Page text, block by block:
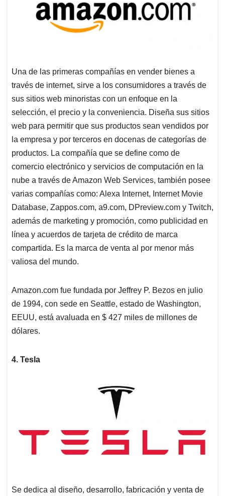
Una de las primeras compañías en vender bienes a
través de internet, sirve a los consumidores a través de
sus sitios web minoristas con un enfoque en la
selección, el precio y la conveniencia. Diseña sus sitios
web para permitir que sus productos sean vendidos por
la empresa y por terceros en docenas de categorías de
productos. La compañía que se define como de
comercio electrónico y servicios de computación en la
nube a través de Amazon Web Services, también posee
varias compañías como: Alexa Internet, Internet Movie
Database, Zappos.com, a9.com, DPreview.com y Twitch,
además de marketing y promoción, como publicidad en
línea y acuerdos de tarjeta de crédito de marca
compartida. Es la marca de venta al por menor más
valiosa del mundo.
Amazon.com fue fundada por Jeffrey P. Bezos en julio
de 1994, con sede en Seattle, estado de Washington,
EEUU, está avaluada en $ 427 miles de millones de
dólares.
4. Tesla
Se dedica al diseño, desarrollo, fabricación y venta de